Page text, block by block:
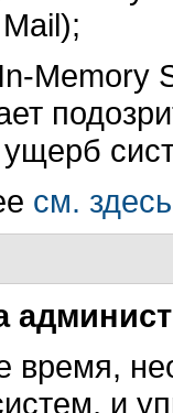
In-Memory
ущерб
см. здесь
время,
и